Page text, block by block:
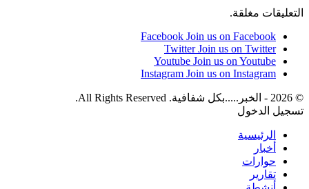
التعليقات مغلقة.
Facebook Join us on Facebook
Twitter Join us on Twitter
Youtube Join us on Youtube
Instagram Join us on Instagram
© 2026 - الخبر.....بكل شفافية. All Rights Reserved.
تسجيل الدخول
الرئيسية
أخبار
حوارات
تقارير